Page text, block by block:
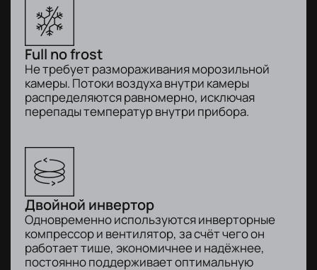
Full no frost
Не требует размораживания морозильной
камеры. Потоки воздуха внутри камеры
распределяются равномерно, исключая
перепады температур внутри прибора.
Двойной инвертор
Одновременно используются инверторные
компрессор и вентилятор, за счёт чего он
работает тише, экономичнее и надёжнее,
постоянно поддерживает оптимальную